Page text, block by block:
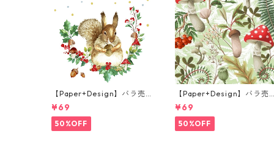
【Paper+Design】バラ売
り2枚 ランチサイズ ペーパ
ーナプキン Forest Squirrel
ホワイト
¥69
50%OFF
【Paper+Design】バラ売
り2枚 ランチサイズ ペーパ
ーナプキン Forest Fungi
リーン
¥69
50%OFF